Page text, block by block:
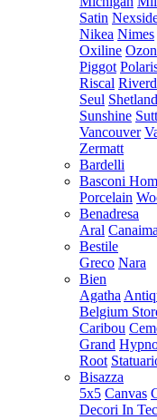
Satin
Nikea Nimes
Oxiline
Piggot
Riscal
Seul Shetland
Sunshine
Vancouver
Zermatt
Bardelli
Basconi
Porcelain
Benadresa
Aral Canaima
Bestile
Greco Nara
Bien
Agatha
Belgium
Caribou
Grand
Root
Bisazza
5x5 Canvas
Decori In